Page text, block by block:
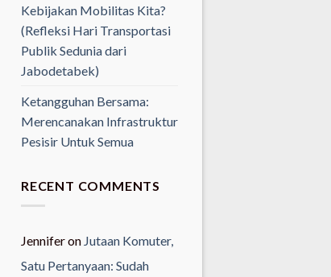
Kebijakan Mobilitas Kita?
(Refleksi Hari Transportasi
Publik Sedunia dari
Jabodetabek)
Ketangguhan Bersama:
Merencanakan Infrastruktur
Pesisir Untuk Semua
RECENT COMMENTS
Jenniferon Jutaan Komuter,
Satu Pertanyaan: Sudah